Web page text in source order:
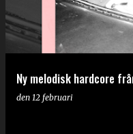
Ny melodisk hardcore
den 12 februari